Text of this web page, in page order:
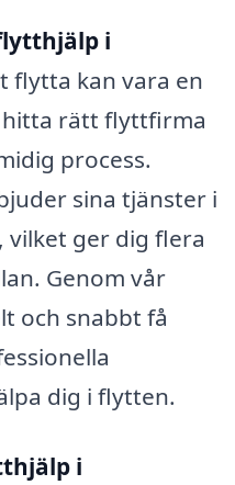
i
flytta kan vara en
rätt flyttfirma
process.
sina tjänster i
ger dig flera
Genom vår
och snabbt få
dig i flytten.
i